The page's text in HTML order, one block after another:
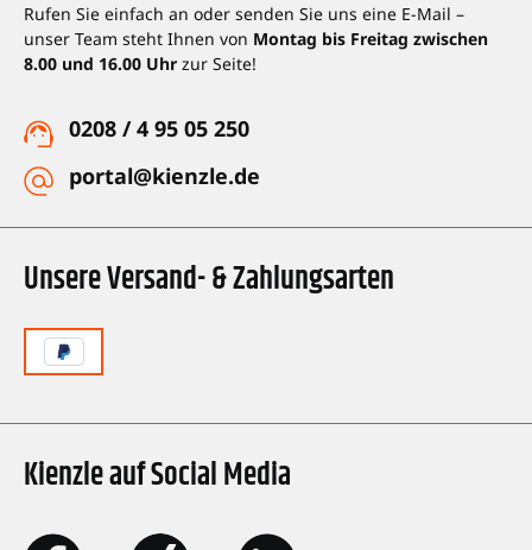
Kienzle auf Social Media
Unsere Versand- & Zahlungsarten
Rufen Sie einfach an oder senden Sie uns eine E-Mail –
unser Team steht Ihnen von Montag bis Freitag zwischen
8.00 und 16.00 Uhr zur Seite!
0208 / 4 95 05 250
portal@kienzle.de